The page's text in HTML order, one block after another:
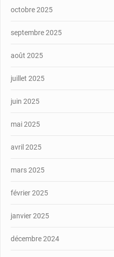
octobre 2025
septembre 2025
août 2025
juillet 2025
juin 2025
mai 2025
avril 2025
mars 2025
février 2025
janvier 2025
décembre 2024